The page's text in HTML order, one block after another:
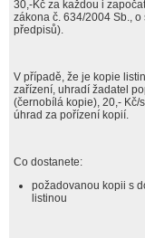
30,-Kč za každou i
zákona č. 634/2004 Sb.,
předpisů).
V případě, že je kopie
zařízení, uhradí žadatel
(černobílá kopie), 20,- Kč/
úhrad za pořízení kopií.
Co dostanete:
požadovanou kopii s
listinou